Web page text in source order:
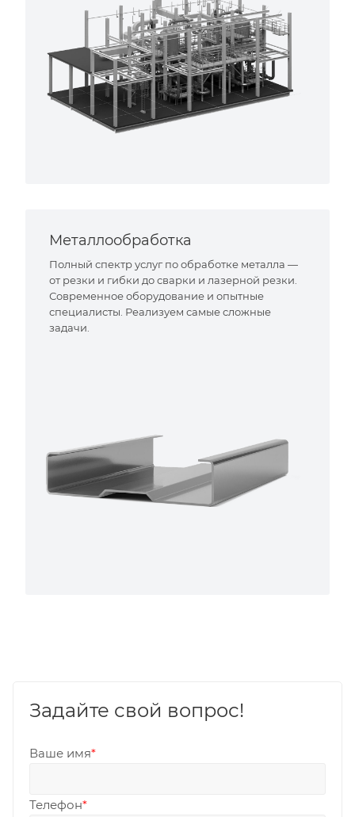
Металлообработка
Полный спектр услуг по обработке металла —
от резки и гибки до сварки и лазерной резки.
Современное оборудование и опытные
специалисты. Реализуем самые сложные
задачи.
Задайте свой вопрос!
Ваше имя*
Телефон*